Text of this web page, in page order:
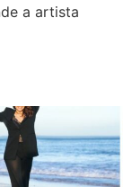
a artista